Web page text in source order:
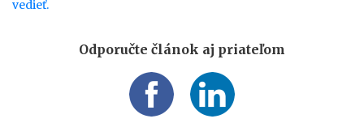
vedieť.
Odporučte článok aj priateľom